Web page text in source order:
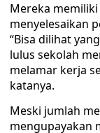
Mereka
menyelesaikan
“Bisa dilihat
lulus sekolah
melamar kerja
katanya.
Meski jumlah
mengupayakan